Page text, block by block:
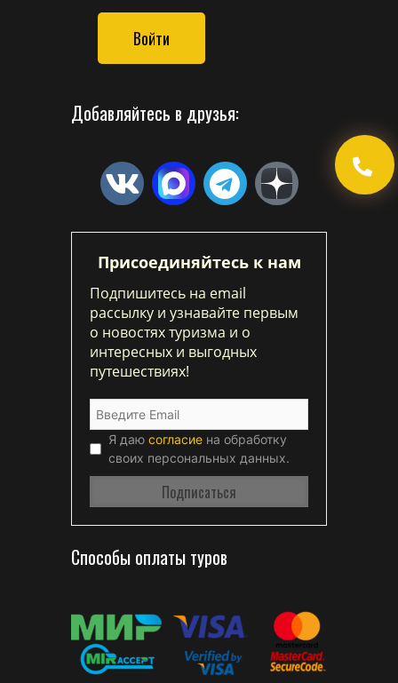
Войти
Добавляйтесь в друзья:
Присоединяйтесь к нам
Подпишитесь на email
рассылку и узнавайте первым
о новостях туризма и о
интересных и выгодных
путешествиях!
Я даю согласие на обработку
своих персональных данных.
Способы оплаты туров